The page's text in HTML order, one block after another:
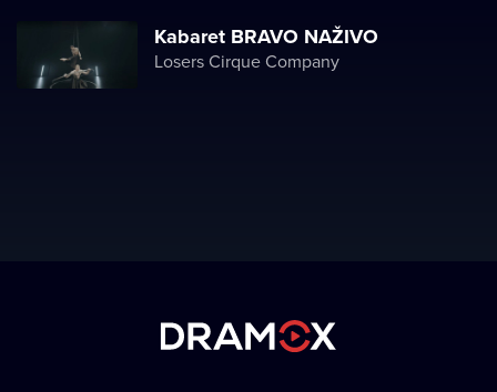
Kabaret BRAVO NAŽIVO
Losers Cirque Company